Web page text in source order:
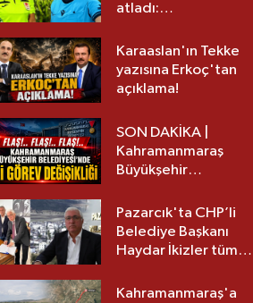
atladı:
üst lige iki transfer!
Karaaslan'ın Tekke
yazısına Erkoç'tan
açıklama!
SON DAKİKA |
Kahramanmaraş
Büyükşehir
görev değişikliği!
Pazarcık'ta CHP’li
Belediye Başkanı
Haydar İkizler tüm
yeni partisi
Kahramanmaraş'a